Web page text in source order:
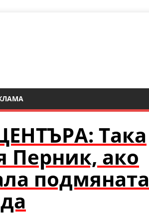
Така
Перник, ако
подмяната